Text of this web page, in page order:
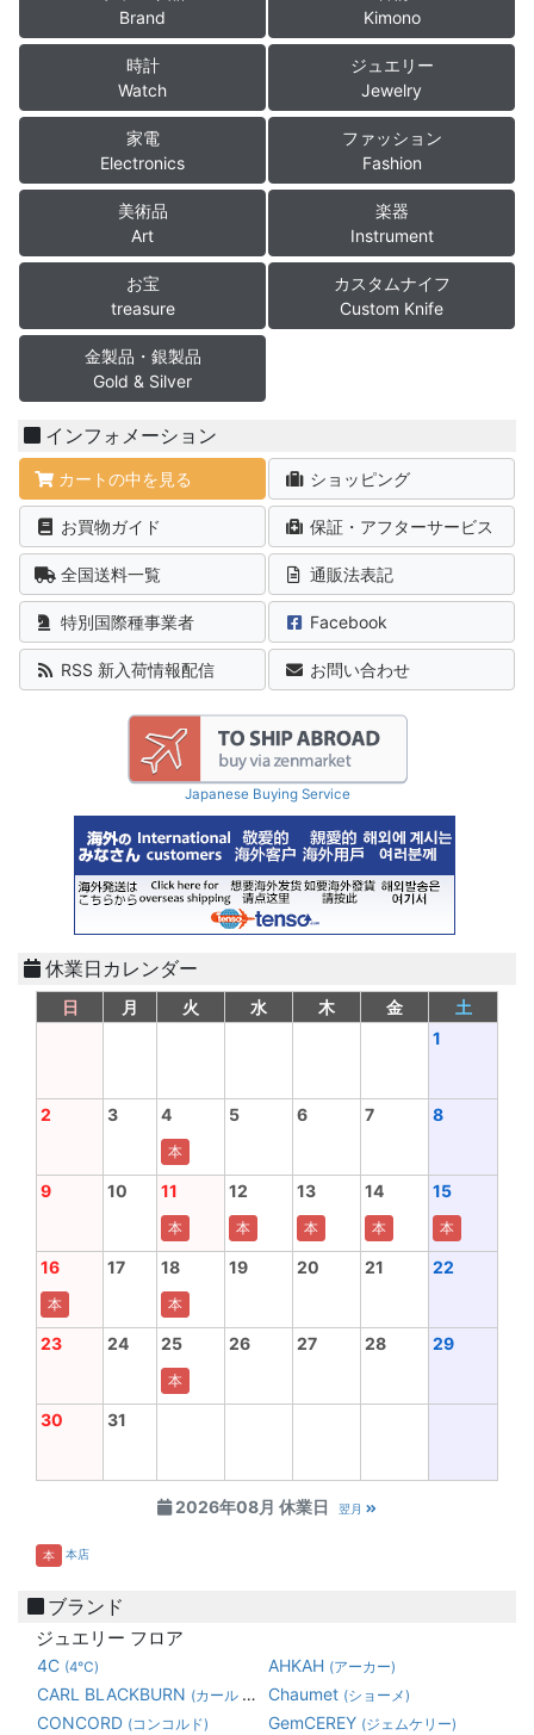
Brand
Kimono
時計
Watch
ジュエリー
Jewelry
家電
Electronics
ファッション
Fashion
美術品
Art
楽器
Instrument
お宝
treasure
カスタムナイフ
Custom Knife
金製品・銀製品
Gold & Silver
インフォメーション
カートの中を見る ショッピング
お買物ガイド 保証・アフターサービス
全国送料一覧 通販法表記
特別国際種事業者 Facebook
RSS 新入荷情報配信 お問い合わせ
Japanese Buying Service
休業日カレンダー
2026年08月 休業日 翌月
日 月 火 水 木 金
土
1
2 3 4
本
5 6 7 8
9 10 11
本
12
本
13
本
14
本
15
本
16
本
17 18
本
19 20 21 22
23 24 25
本
26 27 28 29
30 31
本 本店
ブランド
ジュエリー フロア
4C (4℃) AHKAH (アーカー)
CARL BLACKBURN (カール ブラックバーン) Chaumet (ショーメ)
CONCORD (コンコルド) GemCEREY (ジェムケリー)